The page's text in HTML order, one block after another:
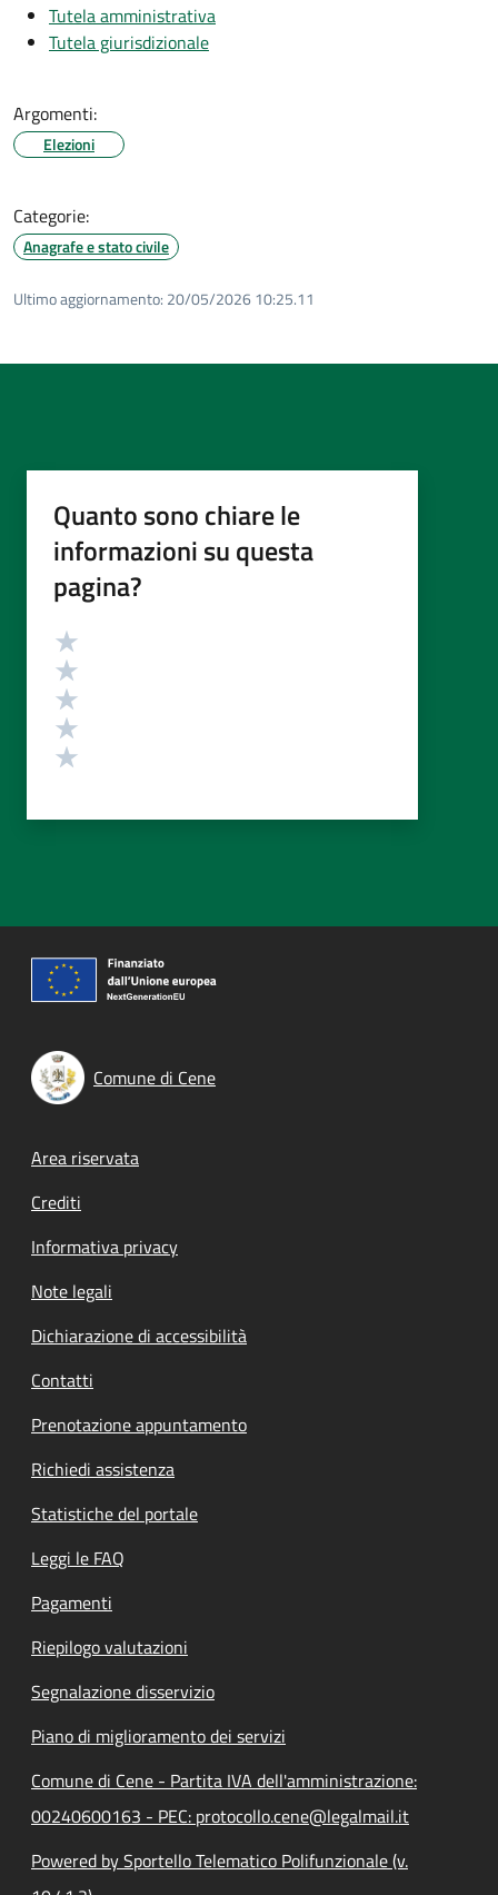
Tutela amministrativa
Tutela giurisdizionale
Argomenti:
Elezioni
Categorie:
Anagrafe e stato civile
Ultimo aggiornamento: 20/05/2026 10:25.11
Quanto sono chiare le
informazioni su questa
pagina?
Valutazione
Comune di Cene
Footer menu
Area riservata
Crediti
Informativa privacy
Note legali
Dichiarazione di accessibilità
Contatti
Prenotazione appuntamento
Richiedi assistenza
Statistiche del portale
Leggi le FAQ
Pagamenti
Riepilogo valutazioni
Segnalazione disservizio
Piano di miglioramento dei servizi
Comune di Cene - Partita IVA dell'amministrazione:
00240600163 - PEC: protocollo.cene@legalmail.it
Powered by Sportello Telematico Polifunzionale (v.